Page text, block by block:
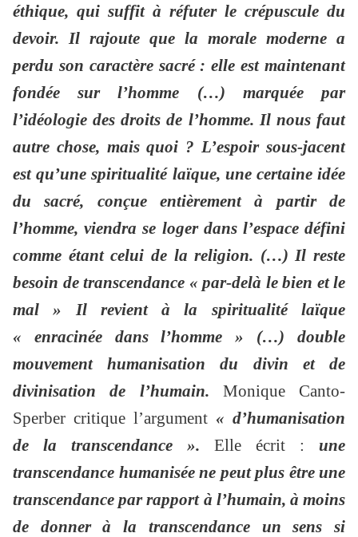
éthique, qui suffit à réfuter le crépuscule du
devoir. Il rajoute que la morale moderne a
perdu son caractère sacré : elle est maintenant
fondée sur l’homme (…) marquée par
l’idéologie des droits de l’homme. Il nous faut
autre chose, mais quoi ? L’espoir sous-jacent
est qu’une spiritualité laïque, une certaine idée
du sacré, conçue entièrement à partir de
l’homme, viendra se loger dans l’espace défini
comme étant celui de la religion. (…) Il reste
besoin de transcendance « par-delà le bien et le
mal » Il revient à la spiritualité laïque
« enracinée dans l’homme » (…) double
mouvement humanisation du divin et de
divinisation de l’humain. Monique Canto-
Sperber critique l’argument « d’humanisation
de la transcendance ». Elle écrit : une
transcendance humanisée ne peut plus être une
transcendance par rapport à l’humain, à moins
de donner à la transcendance un sens si